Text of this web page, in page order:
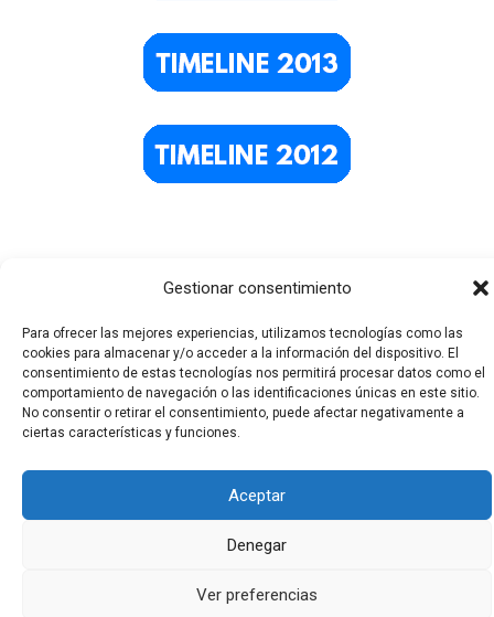
Gestionar consentimiento
Para ofrecer las mejores experiencias, utilizamos tecnologías como las
cookies para almacenar y/o acceder a la información del dispositivo. El
consentimiento de estas tecnologías nos permitirá procesar datos como el
comportamiento de navegación o las identificaciones únicas en este sitio.
No consentir o retirar el consentimiento, puede afectar negativamente a
ciertas características y funciones.
Aceptar
Denegar
Ver preferencias
Todos los derechos © 2026 El Funerario Digital | Funciona
gracias aTema Astra para WordPress